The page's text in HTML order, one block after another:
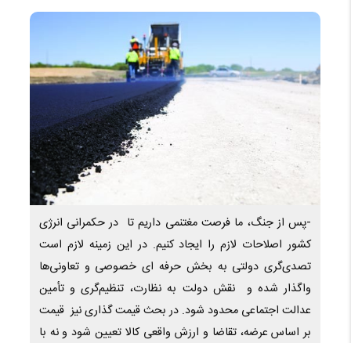
حکمرانی
انرژی
-پس از جنگ، ما فرصت مغتنمی داریم تا در حکمرانی انرژی
کشور اصلاحات لازم را ایجاد کنیم. در این زمینه لازم است
تصدی‌گری دولتی به بخش حرفه ای خصوصی و تعاونی‌ها
واگذار شده و نقش دولت به نظارت، تنظیم‌گری و تأمین
عدالت اجتماعی محدود شود. در بحث قیمت گذاری نیز قیمت
بر اساس عرضه، تقاضا و ارزش واقعی کالا تعیین شود و نه با